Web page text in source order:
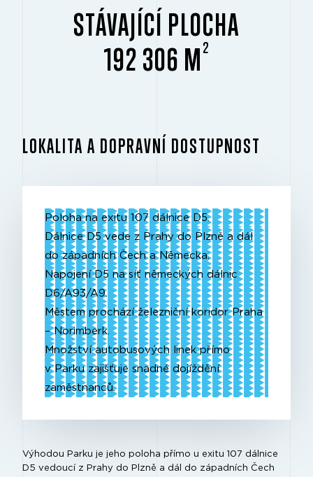
STÁVAJÍCÍ PLOCHA
192 306 M 2
LOKALITA A DOPRAVNÍ DOSTUPNOST
Poloha na exitu 107 dálnice D5.
Dálnice D5 vede z Prahy do Plzně a dál
do západních Čech a Německa.
Napojení D5 na síť německých dálnic
D6/A93/A9.
Městem prochází železniční koridor Praha
– Norimberk.
Množství autobusových linek přímo
v Parku zajišťuje snadné dojíždění
zaměstnanců.
Výhodou Parku je jeho poloha přímo u exitu 107 dálnice
D5 vedoucí z Prahy do Plzně a dál do západních Čech